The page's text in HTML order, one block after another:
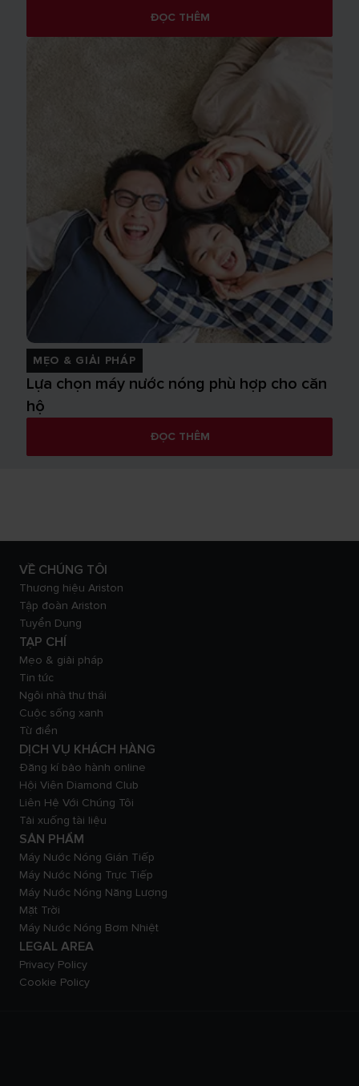
ĐỌC THÊM
MẸO & GIẢI PHÁP
Lựa chọn máy nước nóng phù hợp cho căn
hộ
ĐỌC THÊM
VỀ CHÚNG TÔI
Thương hiệu Ariston
Tập đoàn Ariston
Tuyển Dụng
TẠP CHÍ
Mẹo & giải pháp
Tin tức
Ngôi nhà thư thái
Cuộc sống xanh
Từ điển
DỊCH VỤ KHÁCH HÀNG
Đăng kí bảo hành online
Hội Viên Diamond Club
Liên Hệ Với Chúng Tôi
Tải xuống tài liệu
SẢN PHẨM
Máy Nước Nóng Gián Tiếp
Máy Nước Nóng Trực Tiếp
Máy Nước Nóng Năng Lượng
Mặt Trời
Máy Nước Nóng Bơm Nhiệt
LEGAL AREA
Privacy Policy
Cookie Policy